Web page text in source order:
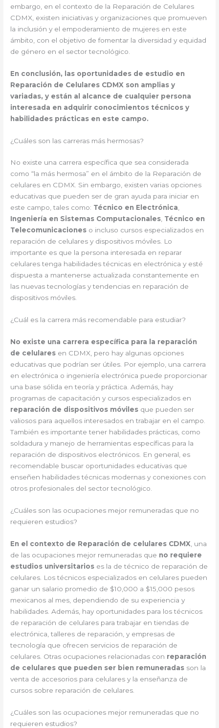
embargo, en el contexto de la Reparación de Celulares
CDMX, existen iniciativas y organizaciones que promueven
la inclusión y el empoderamiento de mujeres en este
ámbito, con el objetivo de fomentar la diversidad y equidad
de género en el sector tecnológico.
En conclusión, las oportunidades de estudio en
Reparación de Celulares CDMX son amplias y
variadas, y están al alcance de cualquier persona
interesada en adquirir conocimientos técnicos y
habilidades prácticas en este campo.
¿Cuáles son las carreras más hermosas?
No existe una carrera específica que sea considerada
como “la más hermosa” en el ámbito de la Reparación de
celulares en CDMX. Sin embargo, existen varias opciones
educativas que pueden ser de gran ayuda para iniciar en
este campo, tales como: Técnico en Electrónica,
Ingeniería en Sistemas Computacionales, Técnico en
Telecomunicaciones o incluso cursos especializados en
reparación de celulares y dispositivos móviles. Lo
importante es que la persona interesada en reparar
celulares tenga habilidades técnicas en electrónica y esté
dispuesta a mantenerse actualizada constantemente en
las nuevas tecnologías y tendencias en reparación de
dispositivos móviles.
¿Cuál es la carrera más recomendable para estudiar?
No existe una carrera específica para la reparación
de celulares en CDMX, pero hay algunas opciones
educativas que podrían ser útiles. Por ejemplo, una carrera
en electrónica o ingeniería electrónica puede proporcionar
una base sólida en teoría y práctica. Además, hay
programas de capacitación y cursos especializados en
reparación de dispositivos móviles que pueden ser
valiosos para aquellos interesados en trabajar en el campo.
También es importante tener habilidades prácticas, como
soldadura y manejo de herramientas específicas para la
reparación de dispositivos electrónicos. En general, es
recomendable buscar oportunidades educativas que
enseñen habilidades técnicas modernas y conexiones con
otros profesionales del sector tecnológico.
¿Cuáles son las ocupaciones mejor remuneradas que no
requieren estudios?
En el contexto de Reparación de celulares CDMX , una
de las ocupaciones mejor remuneradas que no requiere
estudios universitarios es la de técnico de reparación de
celulares. Los técnicos especializados en celulares pueden
ganar un salario promedio de $10,000 a $15,000 pesos
mexicanos al mes, dependiendo de su experiencia y
habilidades. Además, hay oportunidades para los técnicos
de reparación de celulares para trabajar en tiendas de
electrónica, talleres de reparación, y empresas de
tecnología que ofrecen servicios de reparación de
celulares. Otras ocupaciones relacionadas con reparación
de celulares que pueden ser bien remuneradas son la
venta de accesorios para celulares y la enseñanza de
cursos sobre reparación de celulares.
¿Cuáles son las ocupaciones mejor remuneradas que no
requieren estudios?